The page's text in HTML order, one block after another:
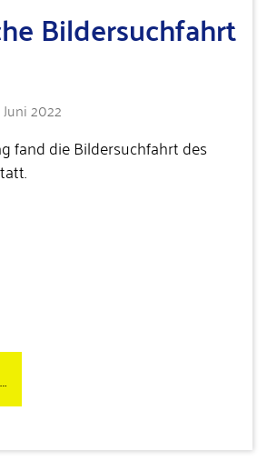
Bildersuchfahrt
2022
fand die Bildersuchfahrt des